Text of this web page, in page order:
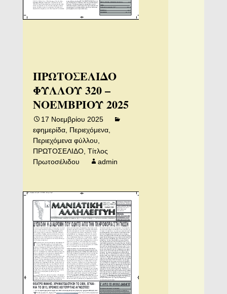
ΠΡΩΤΟΣΕΛΙΔΟ
ΦΥΛΛΟΥ 320 –
ΝΟΕΜΒΡΙΟΥ 2025
17 Νοεμβρίου 2025
εφημερίδα, Περιεχόμενα,
Περιεχόμενα φύλλου
ΠΡΩΤΟΣΕΛΙΔΟ, Τίτλος
Πρωτοσέλιδου
admin